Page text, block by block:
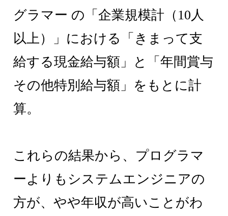
グラマー の「企業規模計（10人
以上）」における「きまって支
給する現金給与額」と「年間賞与
その他特別給与額」をもとに計
算。
これらの結果から、プログラマ
ーよりもシステムエンジニアの
方が、やや年収が高いことがわ